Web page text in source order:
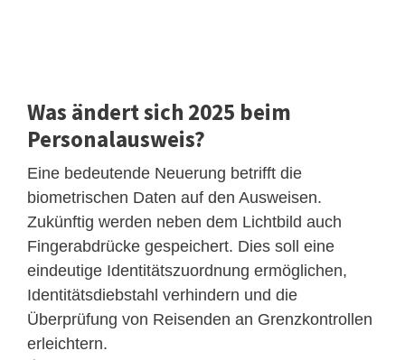
Was ändert sich 2025 beim
Personalausweis?
Eine bedeutende Neuerung betrifft die
biometrischen Daten auf den Ausweisen.
Zukünftig werden neben dem Lichtbild auch
Fingerabdrücke gespeichert. Dies soll eine
eindeutige Identitätszuordnung ermöglichen,
Identitätsdiebstahl verhindern und die
Überprüfung von Reisenden an Grenzkontrollen
erleichtern.